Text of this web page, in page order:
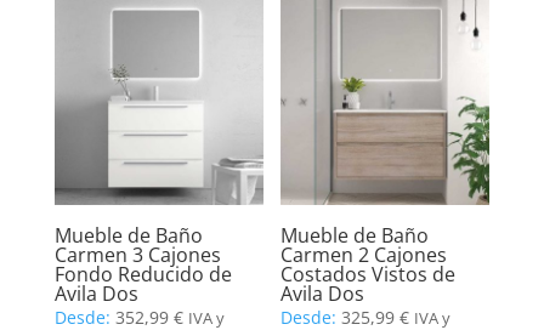
Mueble de Baño
Carmen 3 Cajones
Fondo Reducido de
Avila Dos
Desde: 352,99 € IVA y
Mueble de Baño
Carmen 2 Cajones
Costados Vistos de
Avila Dos
Desde:325,99€ IVA y